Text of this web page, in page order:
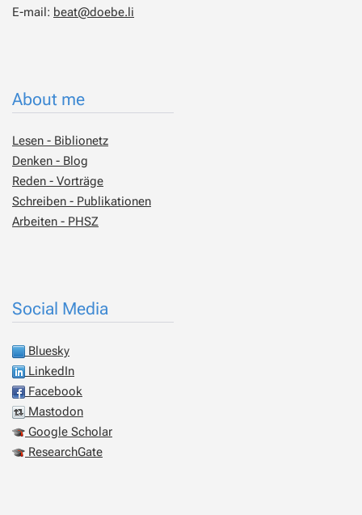
E-mail: beat@doebe.li
About me
Lesen - Biblionetz
Denken - Blog
Reden - Vorträge
Schreiben - Publikationen
Arbeiten - PHSZ
Social Media
Bluesky
LinkedIn
Facebook
Mastodon
Google Scholar
ResearchGate